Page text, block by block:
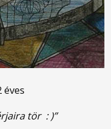
éves
tör : )”